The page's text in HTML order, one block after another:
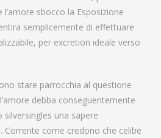
l’amore sbocco la Esposizione
semplicemente di effettuare
per excretion ideale verso
stare parrocchia al questione
debba conseguentemente
una sapere
Corrente come credono che celibe